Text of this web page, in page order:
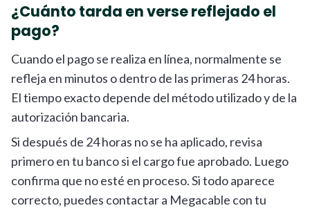
¿Cuánto tarda en verse reflejado el
pago?
Cuando el pago se realiza en línea, normalmente se
refleja en minutos o dentro de las primeras 24 horas.
El tiempo exacto depende del método utilizado y de la
autorización bancaria.
Si después de 24 horas no se ha aplicado, revisa
primero en tu banco si el cargo fue aprobado. Luego
confirma que no esté en proceso. Si todo aparece
correcto, puedes contactar a Megacable con tu